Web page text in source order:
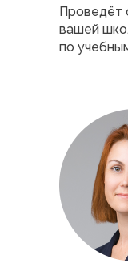
Проведёт
вашей
по